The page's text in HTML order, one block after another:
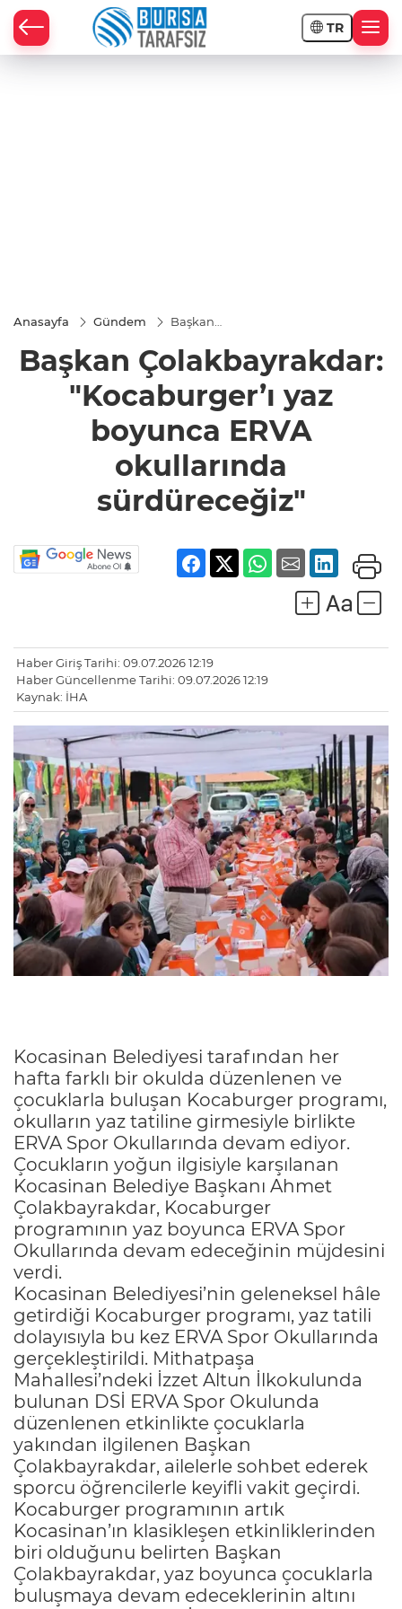
TR
Anasayfa Gündem
Başkan
"Kocaburger’ı
yaz boyunca
okullarında
sürdüreceğiz"
Başkan Çolakbayrakdar:
"Kocaburger’ı yaz
boyunca ERVA
okullarında
sürdüreceğiz"
Haber Giriş Tarihi: 09.07.2026 12:19
Haber Güncellenme Tarihi: 09.07.2026 12:19
Kaynak: İHA
Kocasinan Belediyesi tarafından her
hafta farklı bir okulda düzenlenen ve
çocuklarla buluşan Kocaburger programı,
okulların yaz tatiline girmesiyle birlikte
ERVA Spor Okullarında devam ediyor.
Çocukların yoğun ilgisiyle karşılanan
Kocasinan Belediye Başkanı Ahmet
Çolakbayrakdar, Kocaburger
programının yaz boyunca ERVA Spor
Okullarında devam edeceğinin müjdesini
verdi.
Kocasinan Belediyesi’nin geleneksel hâle
getirdiği Kocaburger programı, yaz tatili
dolayısıyla bu kez ERVA Spor Okullarında
gerçekleştirildi. Mithatpaşa
Mahallesi’ndeki İzzet Altun İlkokulunda
bulunan DSİ ERVA Spor Okulunda
düzenlenen etkinlikte çocuklarla
yakından ilgilenen Başkan
Çolakbayrakdar, ailelerle sohbet ederek
sporcu öğrencilerle keyifli vakit geçirdi.
Kocaburger programının artık
Kocasinan’ın klasikleşen etkinliklerinden
biri olduğunu belirten Başkan
Çolakbayrakdar, yaz boyunca çocuklarla
buluşmaya devam edeceklerinin altını